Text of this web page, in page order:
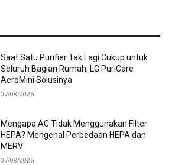
Saat Satu Purifier Tak Lagi Cukup untuk
Seluruh Bagian Rumah, LG PuriCare
AeroMini Solusinya
07/08/2026
Mengapa AC Tidak Menggunakan Filter
HEPA? Mengenal Perbedaan HEPA dan
MERV
07/08/2026